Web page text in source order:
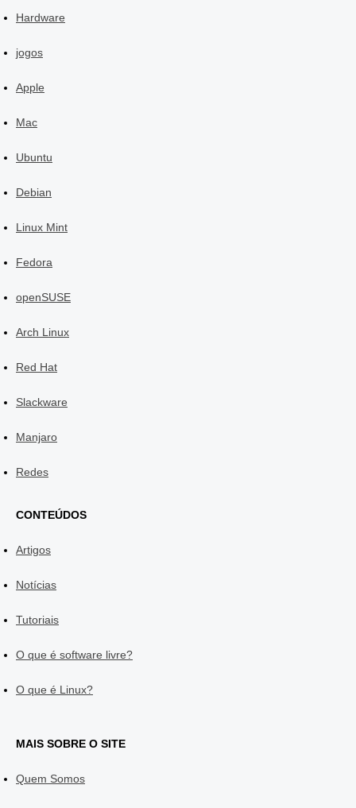
Hardware
jogos
Apple
Mac
Ubuntu
Debian
Linux Mint
Fedora
openSUSE
Arch Linux
Red Hat
Slackware
Manjaro
Redes
CONTEÚDOS
Artigos
Notícias
Tutoriais
O que é software livre?
O que é Linux?
MAIS SOBRE O SITE
Quem Somos